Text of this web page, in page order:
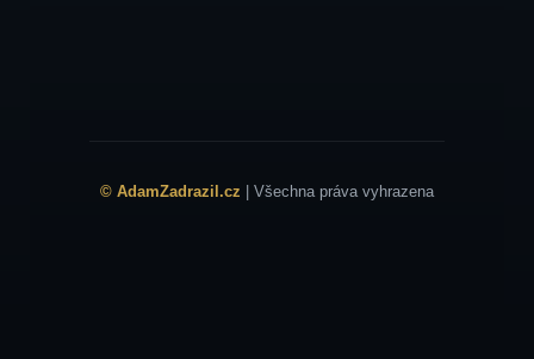
© AdamZadrazil.cz | Všechna práva vyhrazena